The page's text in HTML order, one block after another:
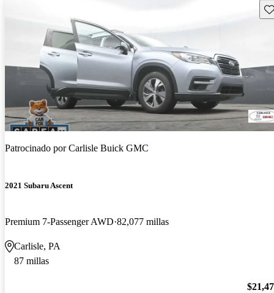
Patrocinado porCarlisle Buick GMC
2021 Subaru Ascent
Premium 7-Passenger AWD 82,077 millas
Carlisle, PA
87 millas